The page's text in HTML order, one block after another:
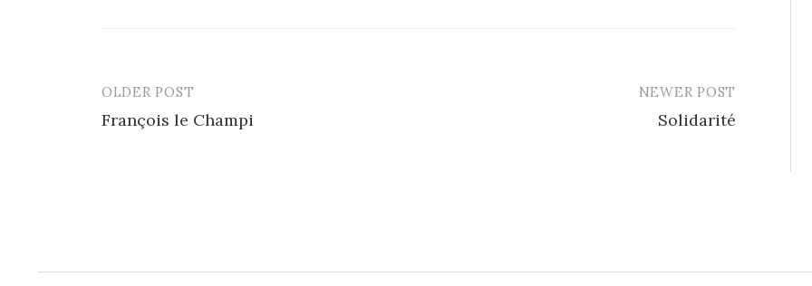
Post
navigation
OLDER POST
François le Champi
NEWER POST
Solidarité